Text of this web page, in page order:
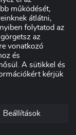
működését,
átlátni,
folytatod az
az
vonatkozó
és
A sütikkel és
kérjük
Beállítások
nyilatkozat